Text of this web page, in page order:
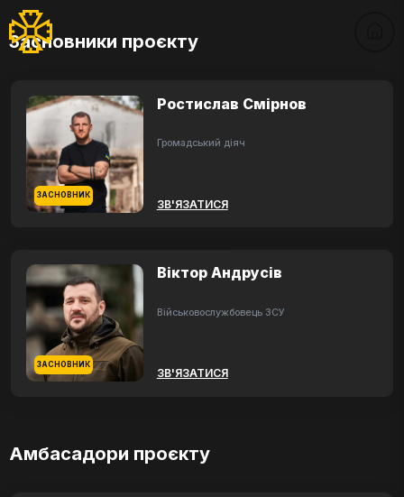
Засновники проєкту
ЗАСНОВНИК
Ростислав Смірнов
Громадський діяч
ЗВ'ЯЗАТИСЯ
ЗАСНОВНИК
Віктор Андрусів
Військовослужбовець ЗСУ
ЗВ'ЯЗАТИСЯ
Амбасадори проєкту